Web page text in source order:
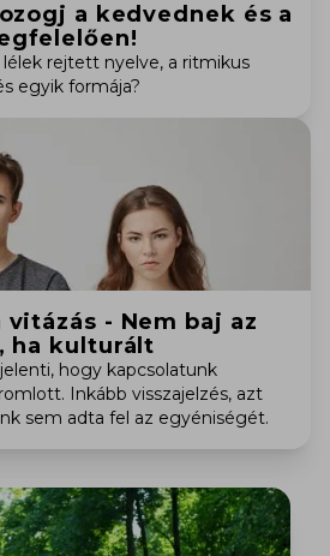
a kedvednek és a
rejtett nyelve, a ritmikus
egyik formája?
vitázás - Nem baj az
ha kulturált
hogy kapcsolatunk
Inkább visszajelzés, azt
sem adta fel az egyéniségét.